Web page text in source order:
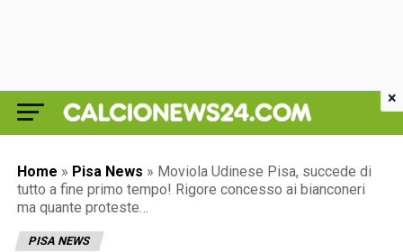
Home » Pisa News » Moviola Udinese Pisa, succede di
tutto a fine primo tempo! Rigore concesso ai bianconeri
ma quante proteste…
PISA NEWS
×